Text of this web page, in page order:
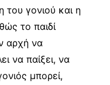
του γονιού και η
το παιδί
αρχή να
να παίξει, να
μπορεί,